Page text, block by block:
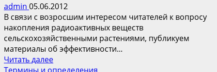
admin 05.06.2012
В связи с возросшим интересом читателей к вопросу
накопления радиоактивных веществ
сельскохозяйственными растениями, публикуем
материалы об эффективности...
Читать далееПрочитать
больше